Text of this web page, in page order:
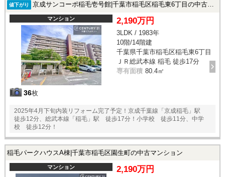
値下がり 京成サンコーポ稲毛壱号館|千葉市稲毛区稲毛東6丁目の中古マンション
マンション
36枚
2,190万円
3LDK / 1983年
10階/14階建
千葉県千葉市稲毛区稲毛東6丁目
ＪＲ総武本線 稲毛 徒歩17分
専有面積 80.4㎡
2025年4月下旬内装リフォーム完了予定！京成千葉線「京成稲毛」駅
徒歩12分、総武本線「稲毛」駅 徒歩17分！小学校 徒歩11分、中学
校 徒歩12分！
稲毛パークハウスA棟|千葉市稲毛区園生町の中古マンション
マンション 2,190万円